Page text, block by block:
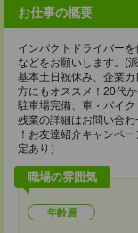
お仕事の概要
インパクトドライバー
などをお願いします。(
基本土日祝休み、企業
方にもオススメ！20代
駐車場完備、車・バイク
残業の詳細はお問い合わ
！お友達紹介キャンペ
定あり）
職場の雰囲気
年齢層